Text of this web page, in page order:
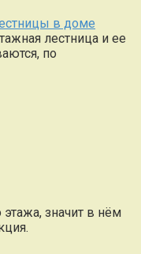
в доме
лестница и ее
по
значит в нём